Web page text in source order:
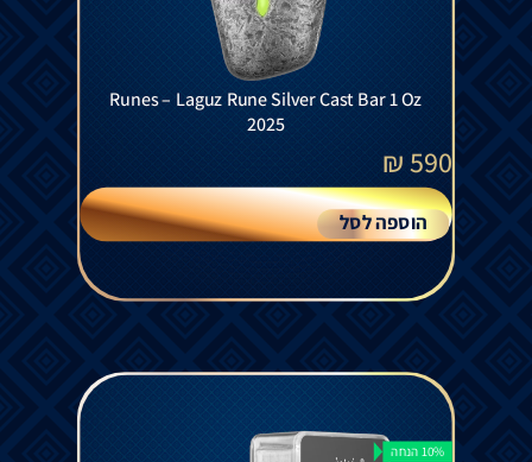
Runes – Laguz Rune Silver Cast Bar 1 Oz
2025
590
₪
הוספה לסל
10% הנחה